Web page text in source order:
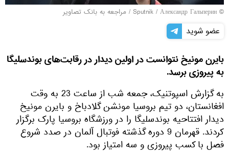
© Sputnik / Александр Гальперин
/ مراجعه به بانک تصاویر
عضو شوید
بایرن مونیخ نتوانست در اولین دیدار در رقابت‌های بوندسلیگا
به پیروزی برسد.
به گزارش اسپوتنیک، جمعه شب از ساعت 23 به وقت
افغانستان، دو تیم بروسیا مونشن گلادباخ و بایرن مونیخ
دیدار افتتاحیه بوندسلیگا را در ورزشگاه بروسیا پارک برگزار
کردند. قهرمان 9 دوره گذشته فوتبال آلمان در صدد شروع
فصل با کسب پیروزی و سه امتیاز بود.